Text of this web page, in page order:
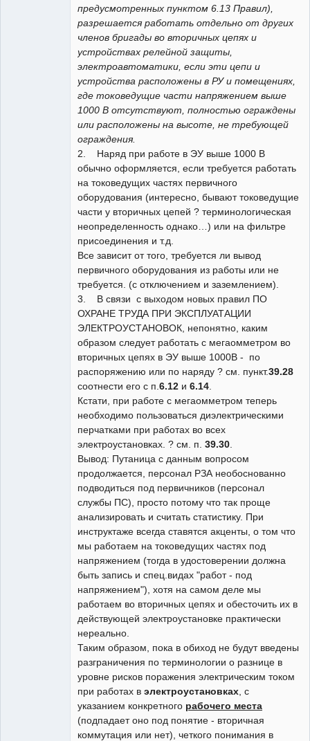
предусмотренных пунктом 6.13 Правил),
разрешается работать отдельно от других
членов бригады во вторичных цепях и
устройствах релейной защиты,
электроавтоматики, если эти цепи и
устройства расположены в РУ и помещениях,
где токоведущие части напряжением выше
1000 В отсутствуют, полностью ограждены
или расположены на высоте, не требующей
ограждения.
2. Наряд при работе в ЭУ выше 1000 В
обычно оформляется, если требуется работать
на токоведущих частях первичного
оборудования (интересно, бывают токоведущие
части у вторичных цепей ? терминологическая
неопределенность однако…) или на фильтре
присоединения и т.д.
Все зависит от того, требуется ли вывод
первичного оборудования из работы или не
требуется. (с отключением и заземлением).
3. В связи с выходом новых правил ПО
ОХРАНЕ ТРУДА ПРИ ЭКСПЛУАТАЦИИ
ЭЛЕКТРОУСТАНОВОК, непонятно, каким
образом следует работать с мегаомметром во
вторичных цепях в ЭУ выше 1000В - по
распоряжению или по наряду ? см. пункт.39.28
соотнести его с п. 6.12 и 6.14
Кстати, при работе с мегаомметром теперь
необходимо пользоваться диэлектрическими
перчатками при работах во всех
электроустановках. ? см. п. 39.30
Вывод: Путаница с данным вопросом
продолжается, персонал РЗА необоснованно
подводиться под первичников (персонал
службы ПС), просто потому что так проще
анализировать и считать статистику. При
инструктаже всегда ставятся акценты, о том что
мы работаем на токоведущих частях под
напряжением (тогда в удостоверении должна
быть запись и спец.видах "работ - под
напряжением"), хотя на самом деле мы
работаем во вторичных цепях и обесточить их в
действующей электроустановке практически
нереально.
Таким образом, пока в обиход не будут введены
разграничения по терминологии о разнице в
уровне рисков поражения электрическим током
при работах в электроустановках , с
указанием конкретного рабочего места
(подпадает оно под понятие - вторичная
коммутация или нет), четкого понимания в